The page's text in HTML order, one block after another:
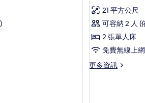
示
標
準
客
2
21 平方公尺
可容納 2 人 (
2 張單人床
免費無線上網
更多資訊
更